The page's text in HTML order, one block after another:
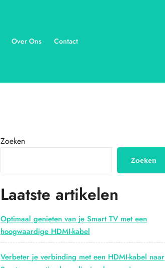
Over Ons Contact
Zoeken
Zoeken
Laatste artikelen
Optimaal genieten van je Smart TV met een
hoogwaardige HDMI-kabel
Verbeter je verbinding met een HDMI-kabel naar